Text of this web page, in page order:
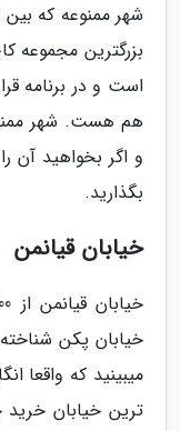
است و در برنامه
هم هست. شهر
بگذارید.
خیابان قیانمن
خیابان پکن
میبینید که واقعا
ترین خیابان